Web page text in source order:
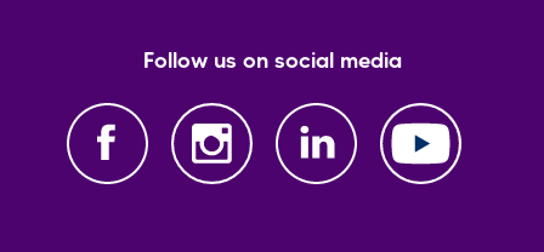
Follow us on social media